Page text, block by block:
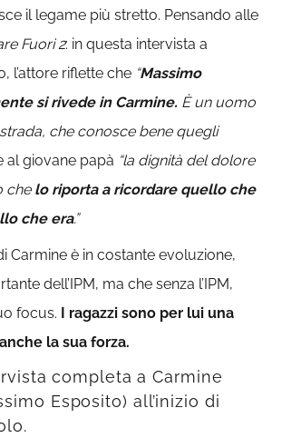
il legame più stretto. Pensando alle
Fuori 2: in questa intervista a
l’attore riflette che “Massimo
si rivede in Carmine. È un uomo
che conosce bene quegli
al giovane papà “la dignità del dolore
chelo riporta a ricordare quello che
che era.”
Carmine è in costante evoluzione,
dell’IPM, ma che senza l’IPM,
focus. I ragazzi sono per lui una
la sua forza.
completa a Carmine
Esposito) all’inizio di